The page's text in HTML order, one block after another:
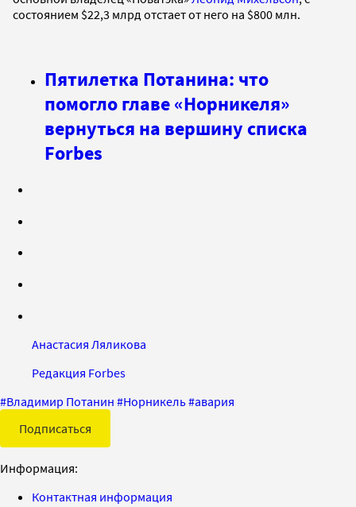
состоянием $22,3 млрд отстает от него на $800 млн.
Пятилетка Потанина: что
помогло главе «Норникеля»
вернуться на вершину списка
Forbes
Анастасия Ляликова
Редакция Forbes
#Владимир Потанин #Норникель#авария
Подписаться
Информация:
Контактная информация